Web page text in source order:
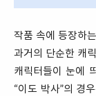
작품 속에 등장하
과거의 단순한 캐
캐릭터들이 눈에
“이도 박사”의 경